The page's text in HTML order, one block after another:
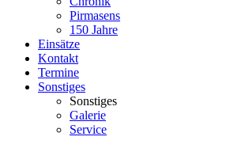
Pirmasens
150 Jahre
Einsätze
Kontakt
Termine
Sonstiges
Sonstiges
Galerie
Service